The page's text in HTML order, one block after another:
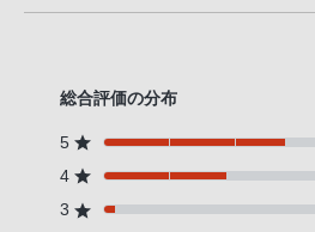
総合評価の分布
5
4
3